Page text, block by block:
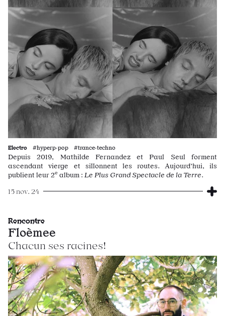
Electro #hyperp·pop #trance·techno
Depuis 2019, Mathilde Fernandez et Paul Seul forment
ascendant vierge et sillonnent les routes. Aujourd’hui, ils
publient leur 2e album : Le Plus Grand Spectacle de la Terre.
15 nov. 24
Rencontre
Floèmee
Chacun ses racines!